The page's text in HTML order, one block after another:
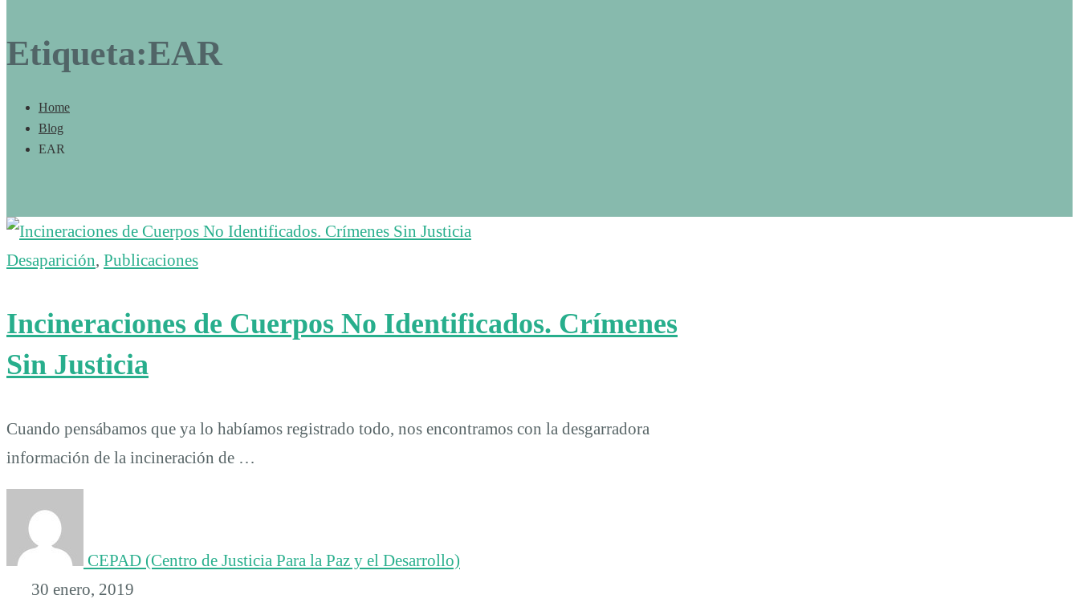
Etiqueta:EAR
Home
Blog
EAR
Desaparición, Publicaciones
Incineraciones de Cuerpos No Identificados. Crímenes
Sin Justicia
Cuando pensábamos que ya lo habíamos registrado todo, nos encontramos con la desgarradora
información de la incineración de …
CEPAD (Centro de Justicia Para la Paz y el Desarrollo)
30 enero, 2019